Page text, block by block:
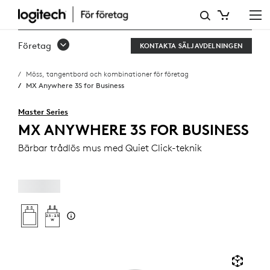
MX
ANYWHERE
FOR
BUSINESS
Företag KONTAKTA SÄLJAVDELNINGEN
Möss, tangentbord och kombinationer för företag
MX Anywhere 3S for Business
Master Series
MX ANYWHERE 3S FOR BUSINESS
Bärbar trådlös mus med Quiet Click-teknik